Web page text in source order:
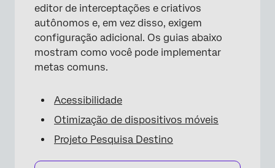
editor de interceptações e criativos
autônomos e, em vez disso, exigem
configuração adicional. Os guias abaixo
mostram como você pode implementar
metas comuns.
Acessibilidade
Otimização de dispositivos móveis
Projeto Pesquisa Destino